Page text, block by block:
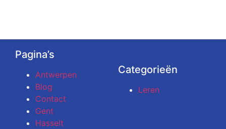
Pagina’s
Antwerpen
Blog
Contact
Gent
Hasselt
Categorieën
Leren